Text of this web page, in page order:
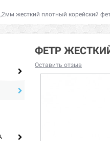
жесткий плотный корейский
ФЕТР
Оставить отзыв